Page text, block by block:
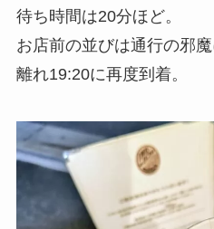
待ち時間は20分ほど。
お店前の並びは通行の邪
離れ19:20に再度到着。